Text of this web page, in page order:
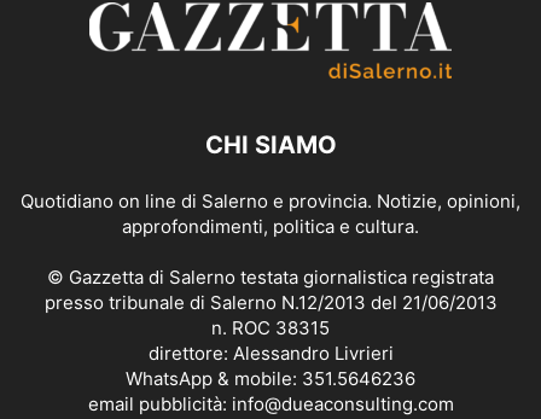
CHI SIAMO
Quotidiano on line di Salerno e provincia. Notizie, opinioni,
approfondimenti, politica e cultura.
© Gazzetta di Salerno testata giornalistica registrata
presso tribunale di Salerno N.12/2013 del 21/06/2013
n. ROC 38315
direttore: Alessandro Livrieri
WhatsApp & mobile: 351.5646236
email pubblicità: info@dueaconsulting.com